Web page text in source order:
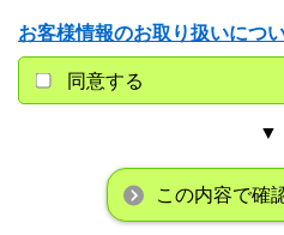
お客様情報のお取り扱いにつ
同意する
▼
この内容で確